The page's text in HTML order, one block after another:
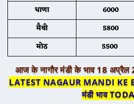
धाणा
6000
मैथी
5800
मोठ
5500
आज के नागौर मंडी के भाव 18
LATEST NAGAUR MANDI KE
मंडी भाव